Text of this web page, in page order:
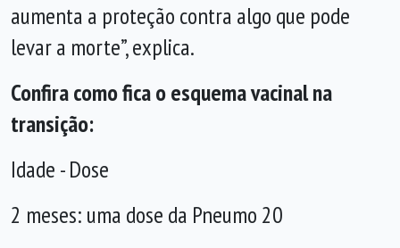
aumenta a proteção contra algo que pode
levar a morte”, explica.
Confira como fica o esquema vacinal na
transição:
Idade - Dose
2 meses: uma dose da Pneumo 20